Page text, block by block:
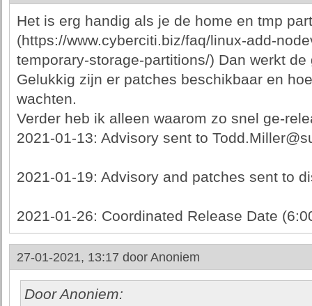
Het is erg handig als je de home en tmp
(https://www.cyberciti.biz/faq/linux-add-
temporary-storage-partitions/) Dan werkt
Gelukkig zijn er patches beschikbaar en
wachten.
Verder heb ik alleen waarom zo snel ge-
2021-01-13: Advisory sent to
2021-01-19: Advisory and patches sent to
2021-01-26: Coordinated Release Date
27-01-2021, 13:17 door Anoniem
Door Anoniem: